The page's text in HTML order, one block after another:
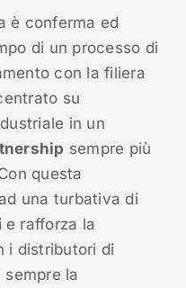
è conferma ed
di un processo di
con la filiera
su
in un
sempre più
questa
una turbativa di
e rafforza la
i distributori di
la